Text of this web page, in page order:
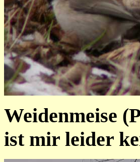
Weidenmeise
ist mir leider